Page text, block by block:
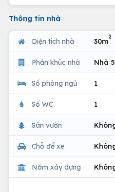
Thông tin nhà
Diện tích nhà 30m
2
Phân khúc nhà Nhà
Số phòng ngủ 1
Số WC 1
Sân vườn
Chỗ để xe
Năm xây dựng